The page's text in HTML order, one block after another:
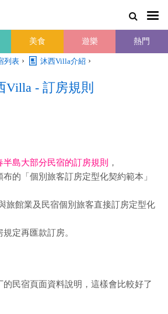
美食 遊樂 熱門
列表 › 沐西Villa介紹 ›
Villa - 訂房規則
半島大部分民宿的訂房規則
，
的「個別旅客訂房定型化契約範本」
旅館業及民宿個別旅客直接訂房定型化
定再匯款訂房。
民宿頁面資料說明，這樣會比較好了